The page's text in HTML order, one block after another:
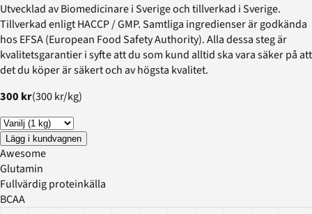
Utvecklad av Biomedicinare i Sverige och tillverkad i Sverige.
Tillverkad enligt HACCP / GMP. Samtliga ingredienser är godkända
hos EFSA (European Food Safety Authority). Alla dessa steg är
kvalitetsgarantier i syfte att du som kund alltid ska vara säker på att
det du köper är säkert och av högsta kvalitet.
300 kr(300 kr/kg)
Lägg i kundvagnen
Awesome
Glutamin
Fullvärdig proteinkälla
BCAA